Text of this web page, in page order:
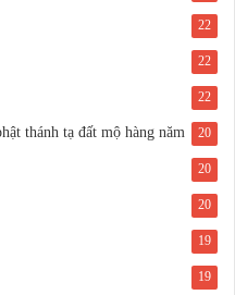
22
22
22
thánh tạ đất mộ hàng năm 20
20
20
19
19